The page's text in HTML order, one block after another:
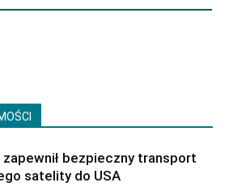
zapewnił bezpieczny transport
satelity do USA